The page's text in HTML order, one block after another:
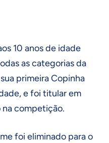
10 anos de idade
as categorias da
primeira Copinha
e foi titular em
competição.
foi eliminado para o